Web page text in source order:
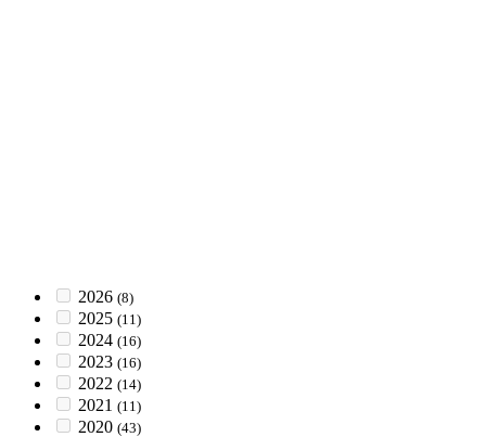
2026 (8)
2025 (11)
2024 (16)
2023 (16)
2022 (14)
2021 (11)
2020 (43)